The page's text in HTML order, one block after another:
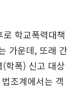
학교폭력대책
가운데, 또래 간
학폭) 신고 대상
조계에서는 객